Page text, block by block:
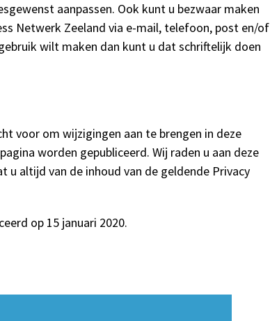
aanpassen. Ook kunt u bezwaar maken
Netwerk Zeeland via e-mail, telefoon, post en/of
wilt maken dan kunt u dat schriftelijk doen
voor om wijzigingen aan te brengen in deze
worden gepubliceerd. Wij raden u aan deze
u altijd van de inhoud van de geldende Privacy
op 15 januari 2020.